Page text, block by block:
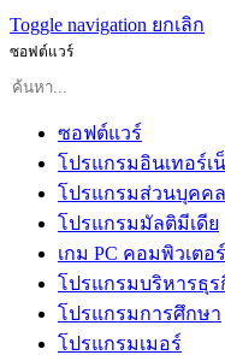
Toggle navigation ยกเลิก
ซอฟต์แวร์
ซอฟต์แวร์
โปรแกรมอินเทอร์เ
โปรแกรมส่วนบุคคล
โปรแกรมมัลติมีเดีย
เกม PC คอมพิวเตอร์
โปรแกรมบริหารธุร
โปรแกรมการศึกษา
โปรแกรมเมอร์